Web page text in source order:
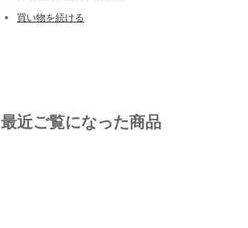
買い物を続ける
最近ご覧になった商品